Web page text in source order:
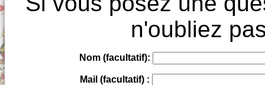
n'oubliez
Nom (facultatif):
Mail (facultatif) :